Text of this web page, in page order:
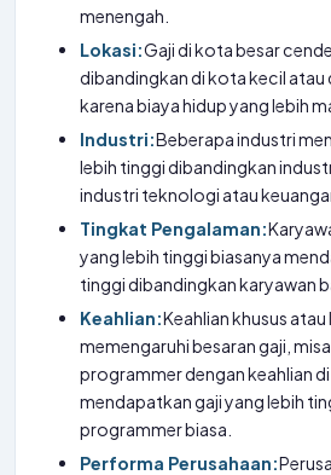
menengah.
Lokasi:Gaji di kota besar
dibandingkan di kota kecil atau
karena biaya hidup yang lebih
Industri:Beberapa industri
lebih tinggi dibandingkan
industri teknologi atau
Tingkat Pengalaman:
yang lebih tinggi biasanya
tinggi dibandingkan karyawan
Keahlian:Keahlian khusus
memengaruhi besaran gaji,
programmer dengan keahlian
mendapatkan gaji yang lebih
programmer biasa.
Performa Perusahaan: